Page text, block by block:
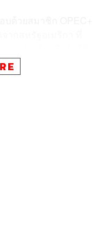
พกับยูเครน ทั้งนี้
แสดงเจตจำนงที่